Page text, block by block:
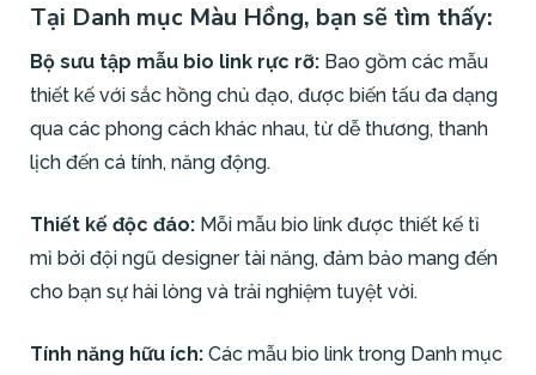
Tại Danh mục Màu Hồng, bạn sẽ tìm thấy:
Bộ sưu tập mẫu bio link rực rỡ: Bao gồm các mẫu
thiết kế với sắc hồng chủ đạo, được biến tấu đa dạng
qua các phong cách khác nhau, từ dễ thương, thanh
lịch đến cá tính, năng động.
Thiết kế độc đáo: Mỗi mẫu bio link được thiết kế tỉ
mỉ bởi đội ngũ designer tài năng, đảm bảo mang đến
cho bạn sự hài lòng và trải nghiệm tuyệt vời.
Tính năng hữu ích: Các mẫu bio link trong Danh mục